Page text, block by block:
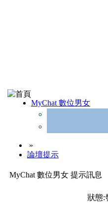
MyChat 數位男女
»
論壇提示
MyChat 數位男女 提示訊息
狀態: